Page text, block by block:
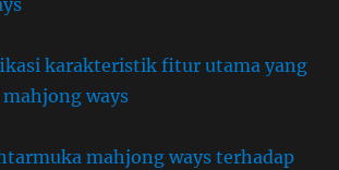
karakteristik fitur utama yang
ways
mahjong ways terhadap